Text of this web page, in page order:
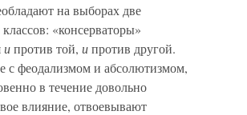
на выборах две
«консерваторы»
ипротив той, ипротив другой.
с феодализмом и абсолютизмом,
в течение довольно
влияние, отвоевывают